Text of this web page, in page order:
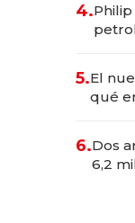
4.
Fénix
5.El
qué
para
6.Dos
6,2